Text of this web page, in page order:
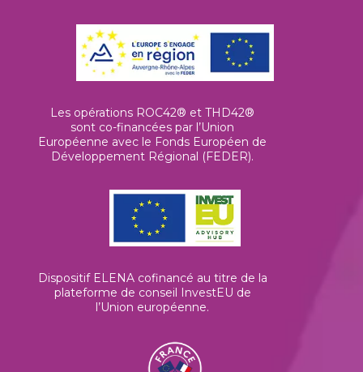
Les opérations ROC42® et THD42®
sont co-financées par l’Union
Européenne avec le Fonds Européen de
Développement Régional (FEDER).
Dispositif ELENA cofinancé au titre de la
plateforme de conseil InvestEU de
l’Union européenne.